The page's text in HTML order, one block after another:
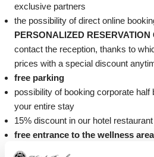
exclusive partners
the possibility of direct online
PERSONALIZED RESERVATION
contact the reception, thanks to
prices with a special discount
free parking
possibility of booking corporate half
your entire stay
15% discount in our hotel restaurant
free entrance to the wellness
and a swimming pool, relaxation